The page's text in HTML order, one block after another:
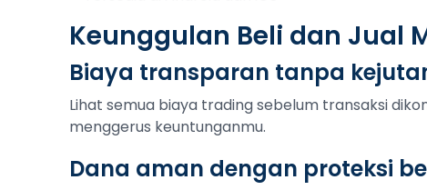
Keunggulan Beli dan Jual
Biaya transparan tanpa
Lihat semua biaya trading sebelum transaksi
menggerus keuntunganmu.
Dana aman dengan proteksi